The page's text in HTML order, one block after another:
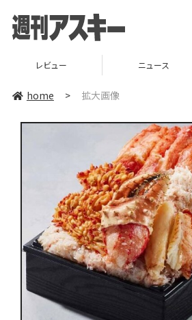
レビュー ニュース
home > 拡大画像